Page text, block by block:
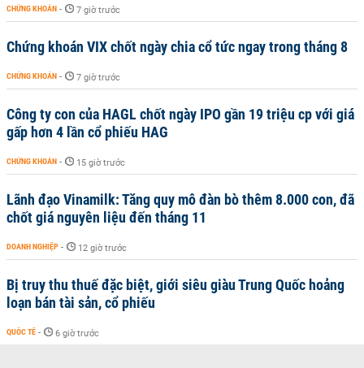
CHỨNG KHOÁN - 7 giờ trước
Chứng khoán VIX chốt ngày chia cổ tức ngay trong tháng 8
CHỨNG KHOÁN - 7 giờ trước
Công ty con của HAGL chốt ngày IPO gần 19 triệu cp với giá
gấp hơn 4 lần cổ phiếu HAG
CHỨNG KHOÁN - 15 giờ trước
Lãnh đạo Vinamilk: Tăng quy mô đàn bò thêm 8.000 con, đã
chốt giá nguyên liệu đến tháng 11
DOANH NGHIỆP - 12 giờ trước
Bị truy thu thuế đặc biệt, giới siêu giàu Trung Quốc hoảng
loạn bán tài sản, cổ phiếu
QUỐC TẾ - 6 giờ trước